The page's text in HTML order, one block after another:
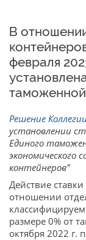
В
февраля
Решение
установлении
Единого
экономического
контейнеров"
Действие
отношении
размере 0% от
октября 2022 г.